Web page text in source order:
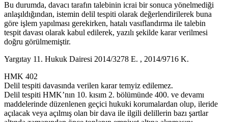
Bu durumda, davacı tarafın talebinin icrai bir sonuca yönelmediği
anlaşıldığından, istemin delil tespiti olarak değerlendirilerek buna
göre işlem yapılması gerekirken, hatalı vasıflandırma ile talebin
tespit davası olarak kabul edilerek, yazılı şekilde karar verilmesi
doğru görülmemiştir.
Yargıtay 11. Hukuk Dairesi 2014/3278 E. , 2014/9716 K.
HMK 402
Delil tespiti davasında verilen karar temyiz edilemez.
Delil tespiti HMK’nın 10. kısım 2. bölümünde 400. ve devamı
maddelerinde düzenlenen geçici hukuki korumalardan olup, ileride
açılacak veya açılmış olan bir dava ile ilgili delillerin bazı şartlar